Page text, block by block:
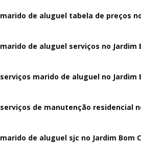
marido de aluguel tabela de preços
marido de aluguel serviços no Jardim
serviços marido de aluguel no Jardim
serviços de manutenção residencial
marido de aluguel sjc no Jardim Bom